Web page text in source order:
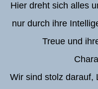
Hier dreht sich alles
nur durch ihre
Treue und
Wir sind stolz darauf,